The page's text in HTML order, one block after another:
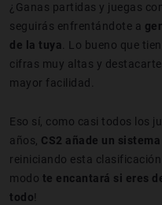
¿Ganas partidas y juegas
seguirás enfrentándote a
de la tuya. Lo bueno que
cifras muy altas y
mayor facilidad.
Eso sí, como casi todos los
años, CS2 añade un
reiniciando esta
modo te encantará si eres
todo!